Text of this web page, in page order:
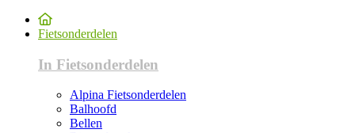
Fietsonderdelen
In Fietsonderdelen
Alpina Fietsonderdelen
Balhoofd
Bellen